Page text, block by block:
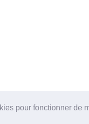
pour fonctionner de